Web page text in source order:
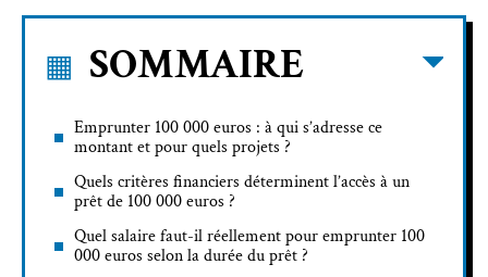
SOMMAIRE
Emprunter 100 000 euros : à qui s’adresse ce
montant et pour quels projets ?
Quels critères financiers déterminent l’accès à un
prêt de 100 000 euros ?
Quel salaire faut-il réellement pour emprunter 100
000 euros selon la durée du prêt ?